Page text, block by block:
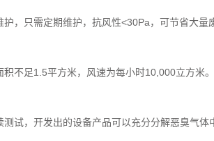
，只需定期维护，抗风性<30Pa，可节省大量
不足1.5平方米，风速为每小时10,000立方米。
试，开发出的设备产品可以充分分解恶臭气体